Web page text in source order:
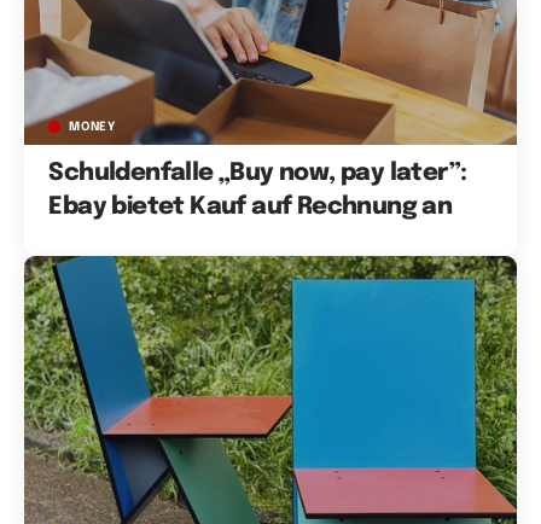
MONEY
Schuldenfalle „Buy now, pay later”:
Ebay bietet Kauf auf Rechnung an